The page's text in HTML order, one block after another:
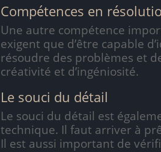
Compétences en
Une autre compétence
exigent que d’être capable
résoudre des problèmes et
créativité et d’ingéniosité.
Le souci du détail
Le souci du détail est
technique. Il faut arriver à
Il est aussi important de